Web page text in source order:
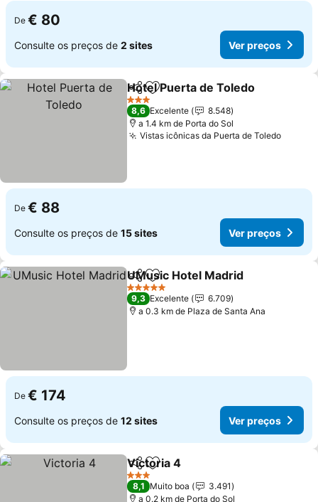
De € 80
Consulte os preços de 2 sites Ver preços
PartilharAdicionar aos favoritos
Hotel Puerta de Toledo
3 Estrelas
8,6 Excelente
8.548
a 1.4 km de Porta do Sol
Vistas icônicas da Puerta de Toledo
De € 88
Consulte os preços de 15 sites Ver preços
PartilharAdicionar aos favoritos
UMusic Hotel Madrid
5 Estrelas
9,3 Excelente
6.709
a 0.3 km de Plaza de Santa Ana
De € 174
Consulte os preços de 12 sites Ver preços
PartilharAdicionar aos favoritos
Victoria 4
3 Estrelas
8,1 Muito boa
3.491
a 0.2 km de Porta do Sol